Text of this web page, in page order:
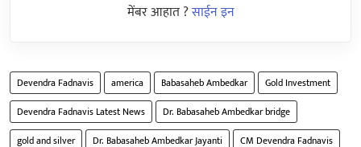
मेंबर आहात ?साईन इन
Devendra Fadnavis america Babasaheb Ambedkar
Gold Investment
Devendra Fadnavis Latest News
Dr. Babasaheb Ambedkar bridge
gold and silver
Dr. Babasaheb Ambedkar Jayanti CM Devendra Fadnavis